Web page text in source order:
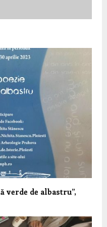
verde de albastru”,